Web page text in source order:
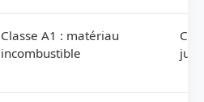
Classe A1 : matériau
incombustible